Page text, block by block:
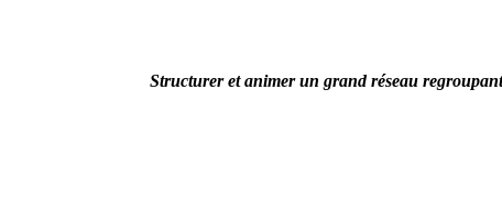
Structurer et animer un grand réseau